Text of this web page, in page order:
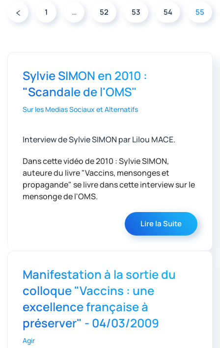
1 … 52 53 54 55
Sylvie SIMON en 2010 :
"Scandale de l'OMS"
Sur les Medias Sociaux et Alternatifs
Interview de Sylvie SIMON par Lilou MACE.
Dans cette vidéo de 2010 : Sylvie SIMON,
auteure du livre "Vaccins, mensonges et
propagande" se livre dans cette interview sur le
mensonge de l'OMS.
Lire la Suite
Manifestation à la sortie du
colloque "Vaccins : une
excellence française à
préserver" - 04/03/2009
Agir